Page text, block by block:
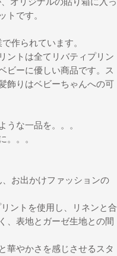
です。
作られています。
ントは全てリバティプリン
ビーに優しい商品です。ス
飾りはベビーちゃんへの可
な一品を。。。
。。。
お出かけファッションの
ントを使用し、リネンと合
、表地とガーゼ生地との間
華やかさを感じさせるスタ